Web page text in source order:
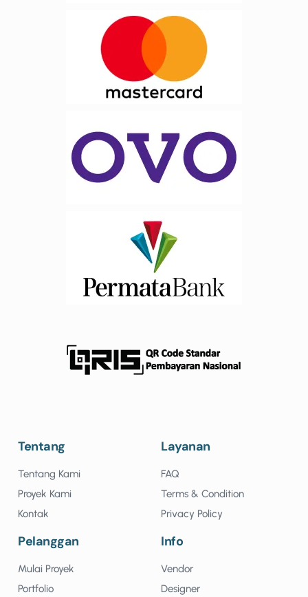
Tentang
Tentang Kami
Proyek Kami
Kontak
Pelanggan
Mulai Proyek
Portfolio
Layanan
FAQ
Terms & Condition
Privacy Policy
Info
Vendor
Designer